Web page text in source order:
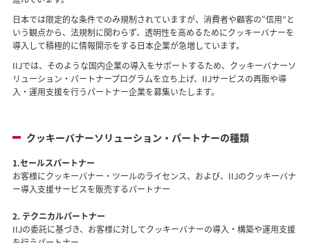
日本では限定的な条件でのみ規制されていますが、消費者や顧客の“信用”と
いう観点から、法規制に関わらず、透明性を高めるためにクッキーバナーを
導入して積極的に情報開示をする日本企業が急増しています。
IIJでは、そのような国内企業の導入をサポートするため、クッキーバナーソ
リューション・パートナープログラムを立ち上げ、IIJサービスの再販や導
入・運用支援を行うパートナー企業を募集いたします。
クッキーバナーソリューション・パートナーの種類
1.セールスパートナー
お客様にクッキーバナー・ツールのライセンス、および、IIJのクッキーバナ
ー導入支援サービスを販売するパートナー
2. テクニカルパートナー
IIJの委託に基づき、お客様に対してクッキーバナーの導入・構築や運用支援